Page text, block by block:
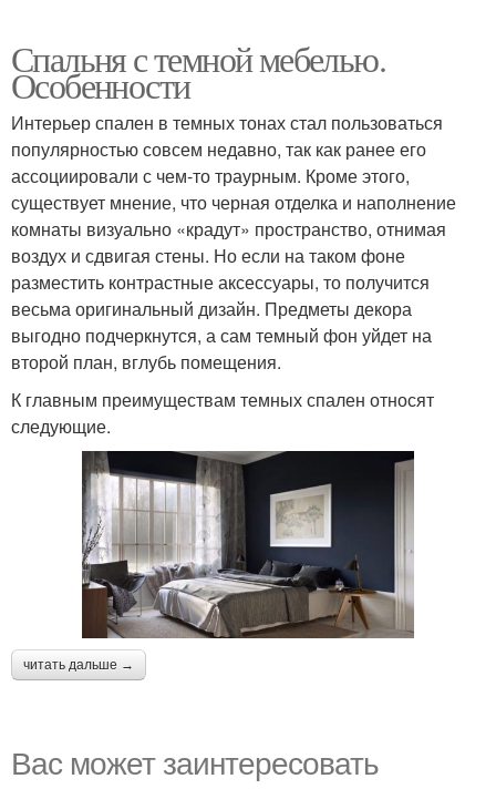
Спальня с темной мебелью.
Особенности
Интерьер спален в темных тонах стал пользоваться
популярностью совсем недавно, так как ранее его
ассоциировали с чем-то траурным. Кроме этого,
существует мнение, что черная отделка и наполнение
комнаты визуально «крадут» пространство, отнимая
воздух и сдвигая стены. Но если на таком фоне
разместить контрастные аксессуары, то получится
весьма оригинальный дизайн. Предметы декора
выгодно подчеркнутся, а сам темный фон уйдет на
второй план, вглубь помещения.
К главным преимуществам темных спален относят
следующие.
читать дальше →
Вас может заинтересовать